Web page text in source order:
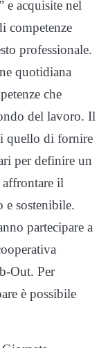
e acquisite nel
competenze
professionale.
quotidiana
che
del lavoro. Il
quello di fornire
per definire un
il
sostenibile.
partecipare a
Out. Per
è possibile